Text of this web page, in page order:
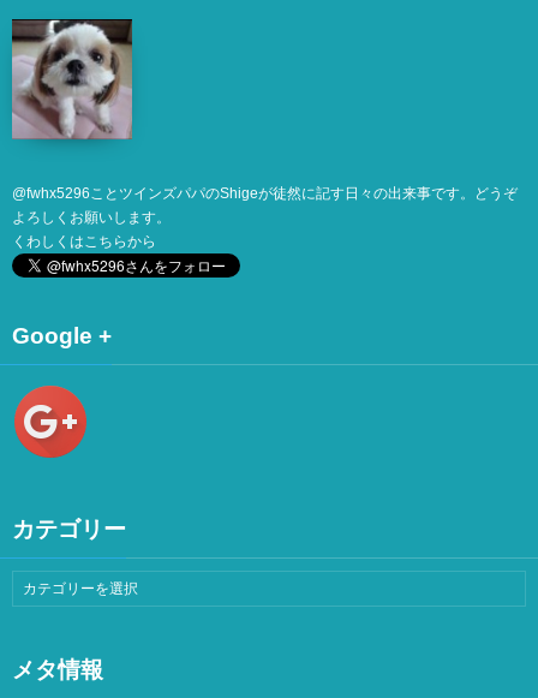
@fwhx5296 ことツインズパパのShigeが徒然に記す日々の出来事です。どうぞ
よろしくお願いします。
くわしくは こちらから
Google +
カテゴリー
メタ情報